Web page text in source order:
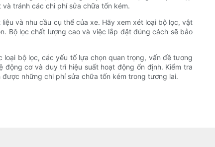
tránh các chi phí sửa chữa tốn kém.
và nhu cầu cụ thể của xe. Hãy xem xét loại bộ lọc, vật
Bộ lọc chất lượng cao và việc lắp đặt đúng cách sẽ bảo
bộ lọc, các yếu tố lựa chọn quan trọng, vấn đề tương
cơ và duy trì hiệu suất hoạt động ổn định. Kiểm tra
những chi phí sửa chữa tốn kém trong tương lai.